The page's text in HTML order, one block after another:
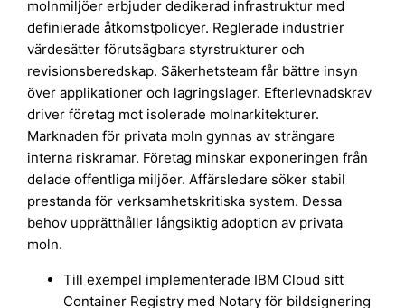
molnmiljöer erbjuder dedikerad infrastruktur med
definierade åtkomstpolicyer. Reglerade industrier
värdesätter förutsägbara styrstrukturer och
revisionsberedskap. Säkerhetsteam får bättre insyn
över applikationer och lagringslager. Efterlevnadskrav
driver företag mot isolerade molnarkitekturer.
Marknaden för privata moln gynnas av strängare
interna riskramar. Företag minskar exponeringen från
delade offentliga miljöer. Affärsledare söker stabil
prestanda för verksamhetskritiska system. Dessa
behov upprätthåller långsiktig adoption av privata
moln.
Till exempel implementerade IBM Cloud sitt
Container Registry med Notary för bildsignering